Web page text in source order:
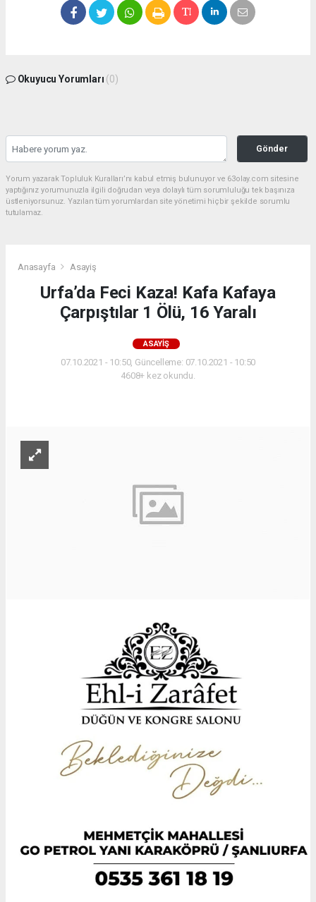
Okuyucu Yorumları (0)
Gönder
Yorum yazarak Topluluk Kuralları’nı kabul etmiş bulunuyor ve 63olay.com sitesine
yaptığınız yorumunuzla ilgili doğrudan veya dolaylı tüm sorumluluğu tek başınıza
üstleniyorsunuz. Yazılan tüm yorumlardan site yönetimi hiçbir şekilde sorumlu
tutulamaz.
Anasayfa Asayiş
Urfa’da Feci Kaza! Kafa Kafaya
Çarpıştılar 1 Ölü, 16 Yaralı
ASAYIŞ
07.10.2021 - 10:50, Güncelleme: 07.10.2021 - 10:50
4608+ kez okundu.